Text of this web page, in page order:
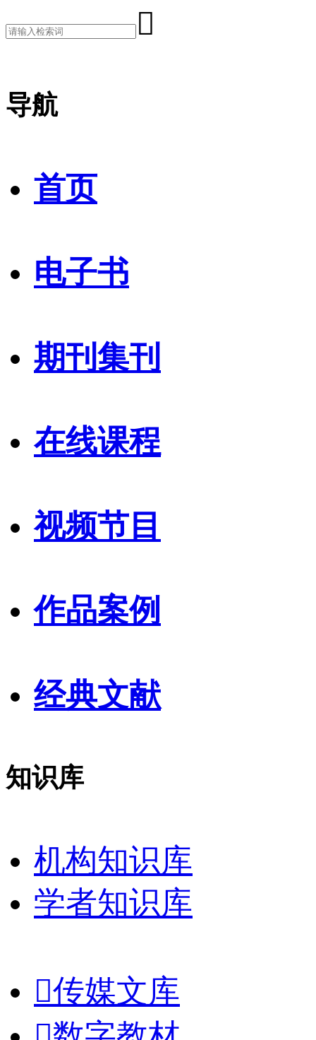

导航
首页
电子书
期刊集刊
在线课程
视频节目
作品案例
经典文献
知识库
机构知识库
学者知识库
传媒文库